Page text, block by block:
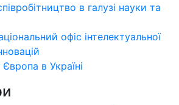
в галузі науки та
офіс інтелектуальної
в Україні